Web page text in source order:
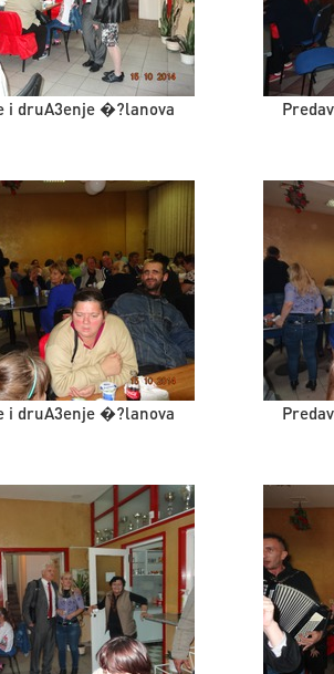
i druA3enje �?lanova
i druA3enje �?lanova